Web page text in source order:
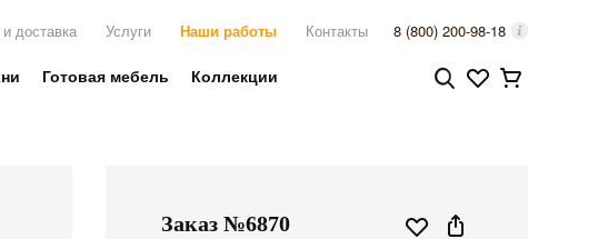
доставка Услуги Наши работы Контакты 8 (800) 200-98-18
Готовая мебель Коллекции
Заказ №6870